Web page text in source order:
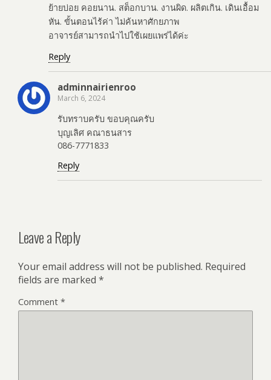
ย้ายบ่อย คอยนาน. สต็อกบาน. งานผิด. ผลิตเกิน. เดินเอื้อม
หัน. ขั้นตอนไร้ค่า ไม่ค้นหาศักยภาพ
อาจารย์สามารถนำไปใช้เผยแพร่ได้ค่ะ
Reply
adminnairienroo
March 6, 2024
รับทราบครับ ขอบคุณครับ
บุญเลิศ คณาธนสาร
086-7771833
Reply
Leave a Reply
Your email address will not be published. Required
fields are marked *
Comment *